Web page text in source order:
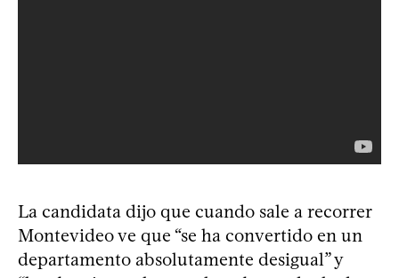
La candidata dijo que cuando sale a recorrer
Montevideo ve que “se ha convertido en un
departamento absolutamente desigual” y